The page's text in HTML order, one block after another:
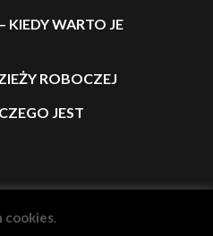
KIEDY WARTO JE
ROBOCZEJ
JEST
cookies.